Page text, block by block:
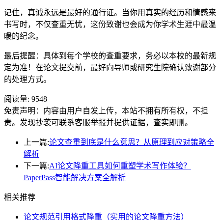
记住，真诚永远是最好的通行证。当你用真实的经历和情感来
书写时，不仅查重无忧，这份致谢也会成为你学术生涯中最温
暖的纪念。
最后提醒：具体到每个学校的查重要求，务必以本校的最新规
定为准！在论文提交前，最好向导师或研究生院确认致谢部分
的处理方式。
阅读量: 9548
免责声明：内容由用户自发上传，本站不拥有所有权，不担
责。发现抄袭可联系客服举报并提供证据，查实即删。
上一篇:论文查重到底是什么意思？从原理到应对策略全
解析
下一篇:AI论文降重工具如何重塑学术写作体验？
PaperPass智能解决方案全解析
相关推荐
论文规范引用格式降重（实用的论文降重方法）